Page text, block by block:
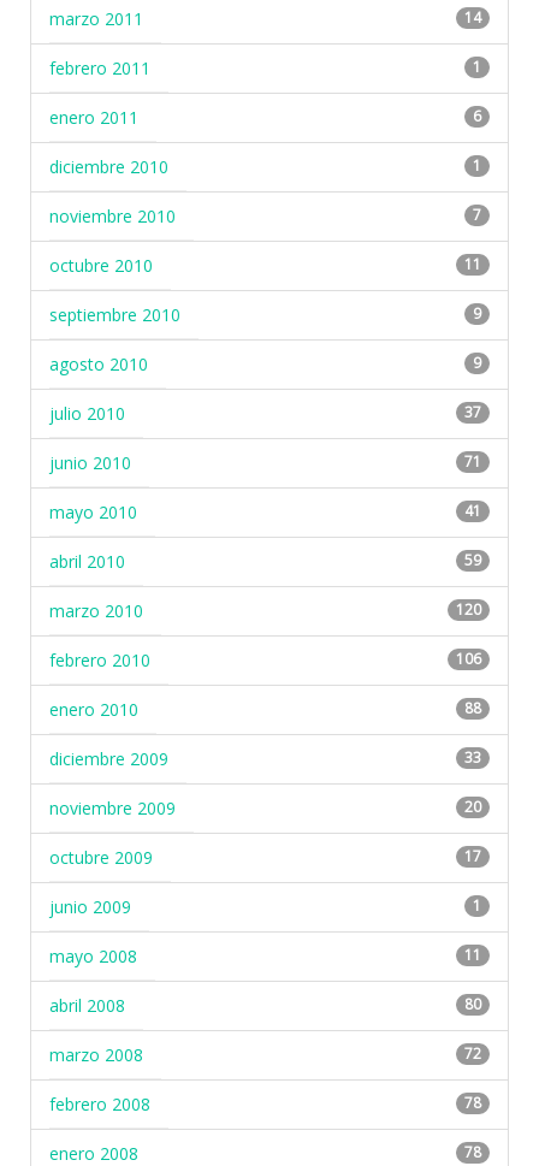
marzo 2011 14
febrero 2011 1
enero 2011 6
diciembre 2010 1
noviembre 2010 7
octubre 2010 11
septiembre 2010 9
agosto 2010 9
julio 2010 37
junio 2010 71
mayo 2010 41
abril 2010 59
marzo 2010 120
febrero 2010 106
enero 2010 88
diciembre 2009 33
noviembre 2009 20
octubre 2009 17
junio 2009 1
mayo 2008 11
abril 2008 80
marzo 2008 72
febrero 2008 78
enero 2008 78